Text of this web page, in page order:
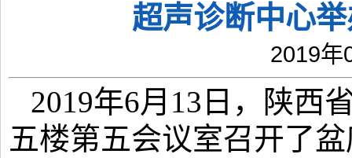
超声诊断中心
2019
2019年6月13日，陕西
五楼第五会议室召开了